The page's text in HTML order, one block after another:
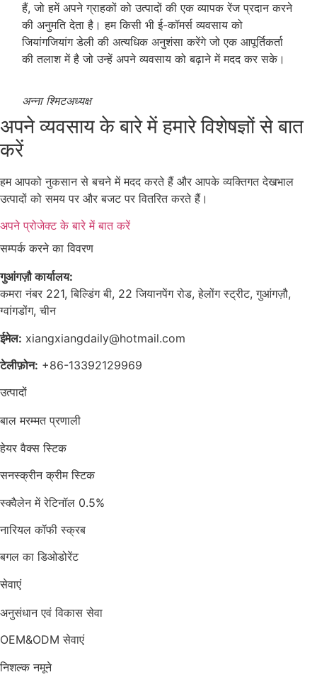
हैं, जो हमें अपने ग्राहकों को उत्पादों की एक व्यापक रेंज प्रदान करने
की अनुमति देता है। हम किसी भी ई-कॉमर्स व्यवसाय को
जियांगजियांग डेली की अत्यधिक अनुशंसा करेंगे जो एक आपूर्तिकर्ता
की तलाश में है जो उन्हें अपने व्यवसाय को बढ़ाने में मदद कर सके।
अन्ना श्मिटअध्यक्ष
अपने व्यवसाय के बारे में हमारे विशेषज्ञों से बात
करें
हम आपको नुकसान से बचने में मदद करते हैं और आपके व्यक्तिगत देखभाल
उत्पादों को समय पर और बजट पर वितरित करते हैं।
अपने प्रोजेक्ट के बारे में बात करें
सम्पर्क करने का विवरण
गुआंगज़ौ कार्यालय:
कमरा नंबर 221, बिल्डिंग बी, 22 जियानपेंग रोड, हेलोंग स्ट्रीट, गुआंगज़ौ,
ग्वांगडोंग, चीन
ईमेल: xiangxiangdaily@hotmail.com
टेलीफ़ोन: +86-13392129969
उत्पादों
बाल मरम्मत प्रणाली
हेयर वैक्स स्टिक
सनस्क्रीन क्रीम स्टिक
स्क्वैलेन में रेटिनॉल 0.5%
नारियल कॉफी स्क्रब
बगल का डिओडोरेंट
सेवाएं
अनुसंधान एवं विकास सेवा
OEM&ODM सेवाएं
निशल्क नमूने